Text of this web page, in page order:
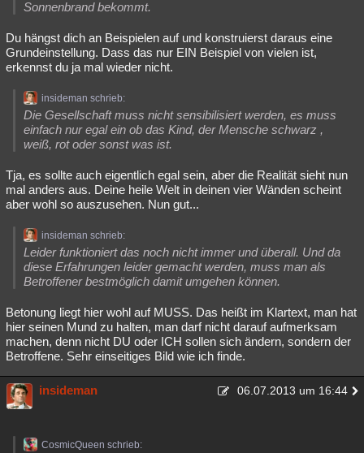
Sonnenbrand bekommt.
Du hängst dich an Beispielen auf und konstruierst daraus eine
Grundeinstellung. Dass das nur EIN Beispiel von vielen ist,
erkennst du ja mal wieder nicht.
insideman schrieb:
Die Gesellschaft muss nicht sensibilisiert werden, es muss
einfach nur egal ein ob das Kind, der Mensche schwarz ,
weiß, rot oder sonst was ist.
Tja, es sollte auch eigentlich egal sein, aber die Realität sieht nun
mal anders aus. Deine heile Welt in deinen vier Wänden scheint
aber wohl so auszusehen. Nun gut...
insideman schrieb:
Leider funktioniert das noch nicht immer und überall. Und da
diese Erfahrungen leider gemacht werden, muss man als
Betroffener bestmöglich damit umgehen können.
Betonung liegt hier wohl auf MUSS. Das heißt im Klartext, man hat
hier seinen Mund zu halten, man darf nicht darauf aufmerksam
machen, denn nicht DU oder ICH sollen sich ändern, sondern der
Betroffene. Sehr einseitiges Bild wie ich finde.
insideman 06.07.2013 um 16:44
CosmicQueen schrieb: